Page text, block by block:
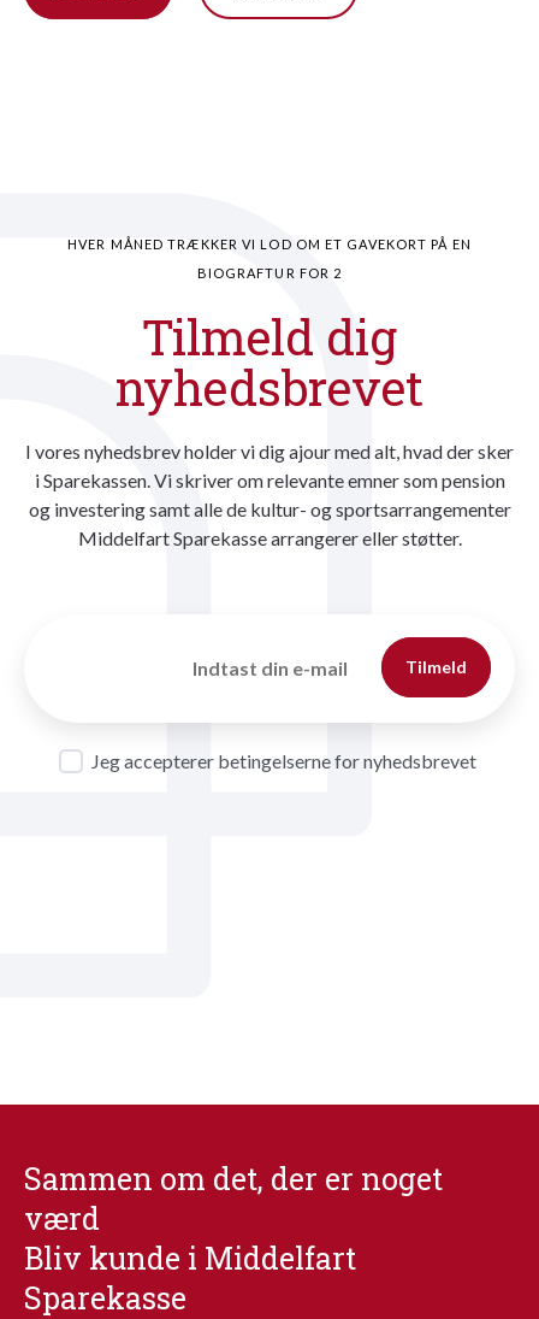
HVER MÅNED TRÆKKER VI LOD OM ET GAVEKORT PÅ EN
BIOGRAFTUR FOR 2
Tilmeld dig
nyhedsbrevet
I vores nyhedsbrev holder vi dig ajour med alt, hvad der sker
i Sparekassen. Vi skriver om relevante emner som pension
og investering samt alle de kultur- og sportsarrangementer
Middelfart Sparekasse arrangerer eller støtter.
Jeg accepterer betingelserne for nyhedsbrevet
Tilmeld
Sammen om det, der er noget
værd
Bliv kunde i Middelfart
Sparekasse